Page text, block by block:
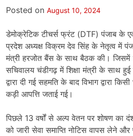
Posted on August 10, 2024
डेमोक्रेटिक टीचर्स फ्रंट (DTF) पंजाब के
प्रदेश अध्यक्ष विक्रम देव सिंह के नेतृत्व में
मंत्री हरजोत बैंस के साथ बैठक की। जिसमें
सचिवालय चंडीगढ़ में शिक्षा मंत्री के साथ
द्वारा दी गई सहमति के बाद विभाग द्वारा
कड़ी आपत्ति जताई गई।
पिछले 13 वर्षों से अल्प वेतन पर शोषण का
को जारी सेवा समाप्ति नोटिस वापस लेने